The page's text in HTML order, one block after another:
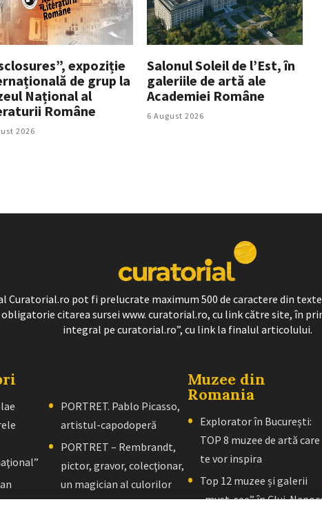
expoziție
de grup la
Național al
Române
2026
Salonul Soleil de l’Est, în
galeriile de artă ale
Academiei Române
6 August 2026
Curatorial.ro pot fi prelucrate maximum 500 de caractere din
citarea sursei www. curatorial.ro, cu link către site, în
integral pe curatorial.ro”, cu link la finalul articolului.
PORTRET. Pablo Picasso,
artistul-capodoperă
PORTRET – Rembrandt,
pictor, gravor, colecţionar,
un magician al culorilor
Muzee din
Romania
Explorator în București:
TOP 8 muzee de artă care
te vor inspira
Top 12 muzee și galerii
„must-see” în Cluj-